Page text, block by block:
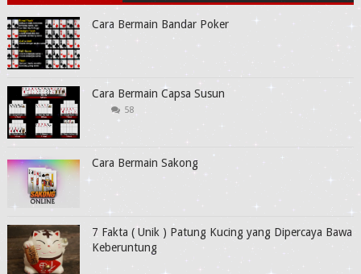
Cara Bermain Bandar Poker
Cara Bermain Capsa Susun
58
Cara Bermain Sakong
7 Fakta ( Unik ) Patung Kucing yang Dipercaya Bawa
Keberuntung